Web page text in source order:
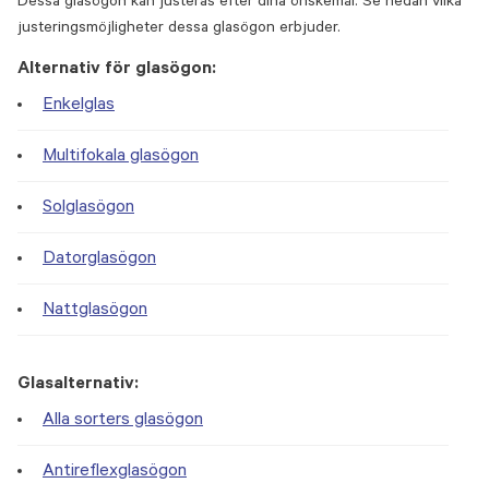
justeringsmöjligheter dessa glasögon erbjuder.
Alternativ för glasögon:
Enkelglas
Multifokala glasögon
Solglasögon
Datorglasögon
Nattglasögon
Glasalternativ:
Alla sorters glasögon
Antireflexglasögon